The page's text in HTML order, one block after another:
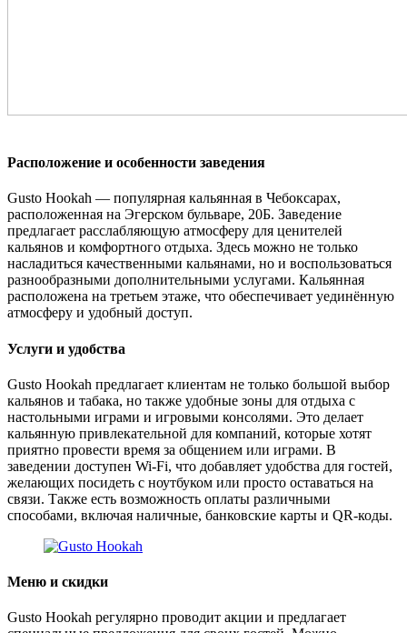
Расположение и особенности заведения
Gusto Hookah — популярная кальянная в Чебоксарах,
расположенная на Эгерском бульваре, 20Б. Заведение
предлагает расслабляющую атмосферу для ценителей
кальянов и комфортного отдыха. Здесь можно не только
насладиться качественными кальянами, но и воспользоваться
разнообразными дополнительными услугами. Кальянная
расположена на третьем этаже, что обеспечивает уединённую
атмосферу и удобный доступ​.
Услуги и удобства
Gusto Hookah предлагает клиентам не только большой выбор
кальянов и табака, но также удобные зоны для отдыха с
настольными играми и игровыми консолями. Это делает
кальянную привлекательной для компаний, которые хотят
приятно провести время за общением или играми. В
заведении доступен Wi-Fi, что добавляет удобства для гостей,
желающих посидеть с ноутбуком или просто оставаться на
связи. Также есть возможность оплаты различными
способами, включая наличные, банковские карты и QR-коды​.
Меню и скидки
Gusto Hookah регулярно проводит акции и предлагает